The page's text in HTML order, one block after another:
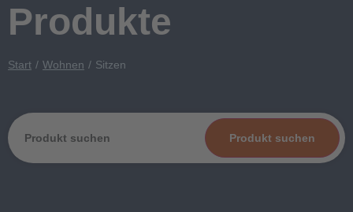
Produkte
Start Wohnen Sitzen
Produkt suchen